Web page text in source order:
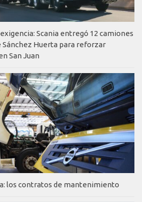
Scania entregó 12 camiones
Sánchez Huerta para reforzar
San Juan
los contratos de mantenimiento